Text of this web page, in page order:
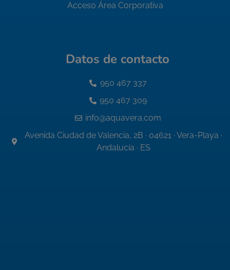
Acceso Área Corporativa
Datos de contacto
950 467 337
950 467 309
info@aquavera.com
Avenida Ciudad de Valencia, 2B · 04621 · Vera-Playa ·
Andalucía · ES